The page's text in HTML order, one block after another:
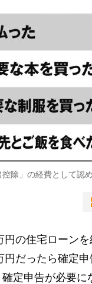
除」の経費として認
の住宅ローン
円だったら確定
確定申告が必要